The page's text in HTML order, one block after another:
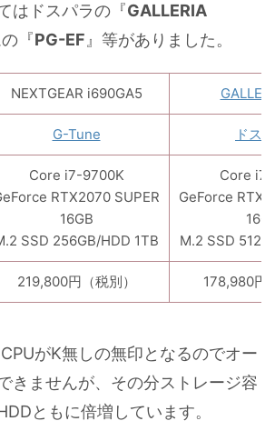
はドスパラの『GALLERIA
『PG-EF』等がありました。
NEXTGEAR i690GA5
G-Tune ドス
Core i7-9700K
RTX2070 SUPER
16GB
SSD 256GB/HDD 1TB
Core
GeForce
M.2 SSD
219,800円（税別） 178,980円
がK無しの無印となるのでオー
きませんが、その分ストレージ容
ともに倍増しています。